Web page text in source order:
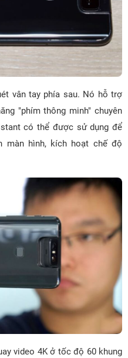
vân tay phía sau. Nó hỗ trợ
"phím thông minh" chuyên
có thể được sử dụng để
màn hình, kích hoạt chế độ
video 4K ở tốc độ 60 khung